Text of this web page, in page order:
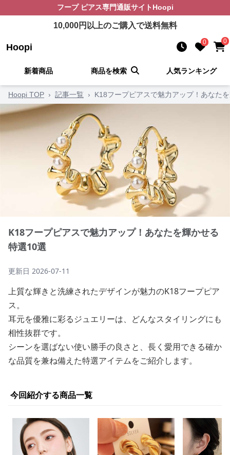
フープ ピアス専門通販サイト Hoopi
10,000円以上のご購入で送料無料
Hoopi 0 0
新着商品 商品を検索 人気ランキング
Hoopi TOP › 記事一覧 › K18フープピアスで魅力アップ！あなた
K18フープピアスで魅力アップ！あなたを輝かせる
特選10選
更新日 2026-07-11
上質な輝きと洗練されたデザインが魅力のK18フープピア
ス。
耳元を優雅に彩るジュエリーは、どんなスタイリングにも
相性抜群です。
シーンを選ばない使い勝手の良さと、長く愛用できる確か
な品質を兼ね備えた特選アイテムをご紹介します。
今回紹介する商品一覧